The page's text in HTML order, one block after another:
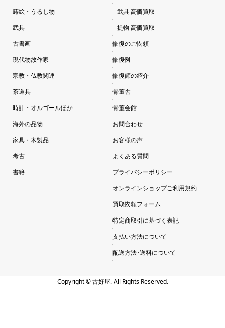
蒔絵・うるし物
武具
古書画
現代物故作家
宗教・仏教関連
茶道具
時計・オルゴールほか
海外の品物
家具・木製品
考古
書籍
– 武具 高価買取
– 提物 高価買取
修復のご依頼
修復例
修復師の紹介
骨董舎
骨董会館
お問合わせ
お客様の声
よくある質問
プライバシーポリシー
オンラインショップご利用規約
買取依頼フォーム
特定商取引に基づく表記
支払い方法について
配送方法･送料について
Copyright ©古好屋. All Rights Reserved.